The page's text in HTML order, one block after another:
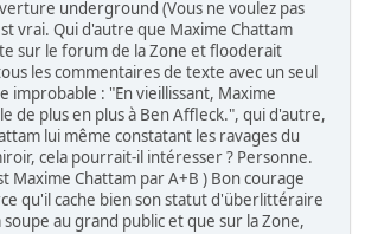
underground (Vous ne voulez pas
vrai. Qui d'autre que Maxime Chattam
sur le forum de la Zone et flooderait
les commentaires de texte avec un seul
improbable : "En vieillissant, Maxime
de plus en plus à Ben Affleck.", qui d'autre,
lui même constatant les ravages du
cela pourrait-il intéresser ? Personne.
Maxime Chattam par A+B ) Bon courage
qu'il cache bien son statut d'überlittéraire
au grand public et que sur la Zone,